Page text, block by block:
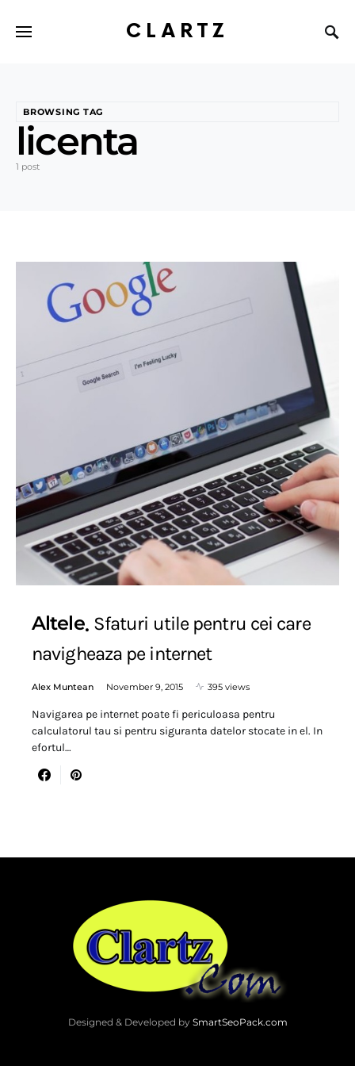
CLARTZ
BROWSING TAG
licenta
1 post
Altele Sfaturi utile pentru cei care
navigheaza pe internet
Alex Muntean November 9, 2015 395 views
Navigarea pe internet poate fi periculoasa pentru
calculatorul tau si pentru siguranta datelor stocate in el. In
efortul…
Designed & Developed by SmartSeoPack.com